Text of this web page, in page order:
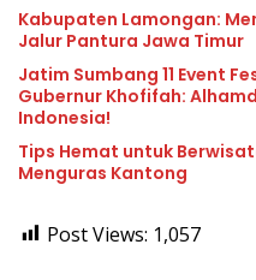
Kabupaten Lamongan:
Jalur Pantura Jawa Timur
Jatim Sumbang 11 Event
Gubernur Khofifah: Alhamdulillah,
Indonesia!
Tips Hemat untuk
Menguras Kantong
Post Views: 1,057